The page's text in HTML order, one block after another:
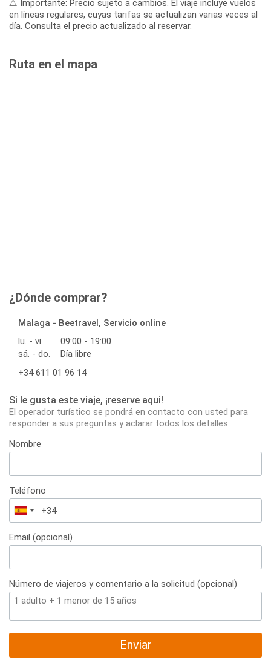
⚠️ Importante: Precio sujeto a cambios. El viaje incluye vuelos
en líneas regulares, cuyas tarifas se actualizan varias veces al
día. Consulta el precio actualizado al reservar.
Ruta en el mapa
¿Dónde comprar?
Malaga - Beetravel, Servicio online
lu. - vi.
09:00 - 19:00
sá. - do.
Día libre
+34 611 01 96 14
Si le gusta este viaje, ¡reserve aqui!
El operador turístico se pondrá en contacto con usted para
responder a sus preguntas y aclarar todos los detalles.
Nombre
Teléfono
España
+34
Email (opcional)
Número de viajeros y comentario a la solicitud (opcional)
Enviar